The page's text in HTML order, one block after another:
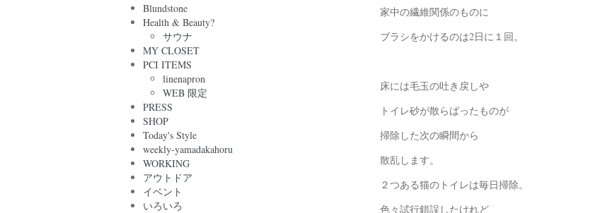
家中の繊維関係のものに
ブラシをかけるのは2日に１回。
床には毛玉の吐き戻しや
トイレ砂が散らばったものが
掃除した次の瞬間から
散乱します。
２つある猫のトイレは毎日掃除。
色々試行錯誤したけれど
Blundstone
Health & Beauty?
サウナ
MY CLOSET
PCI ITEMS
linenapron
WEB 限定
PRESS
SHOP
Today's Style
weekly-yamadakahoru
WORKING
アウトドア
イベント
いろいろ